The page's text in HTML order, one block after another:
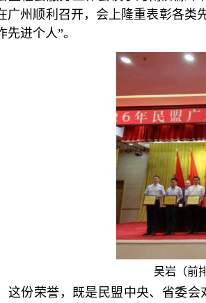
广州顺利召开，会上隆重表彰各类
先进个人”。
吴岩（前
这份荣誉，既是民盟中央、省委